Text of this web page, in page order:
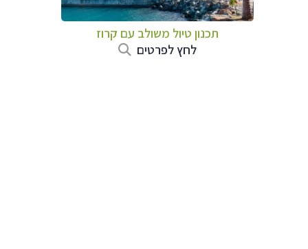
תכנון טיול משולב עם קרוז
לחץ לפרטים